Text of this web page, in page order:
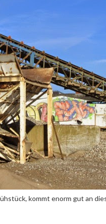
kommt enorm gut an